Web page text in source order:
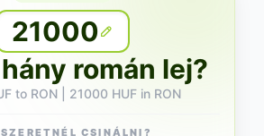
21000
román lej?
to RON | 21000 HUF in RON
CSINÁLNI?